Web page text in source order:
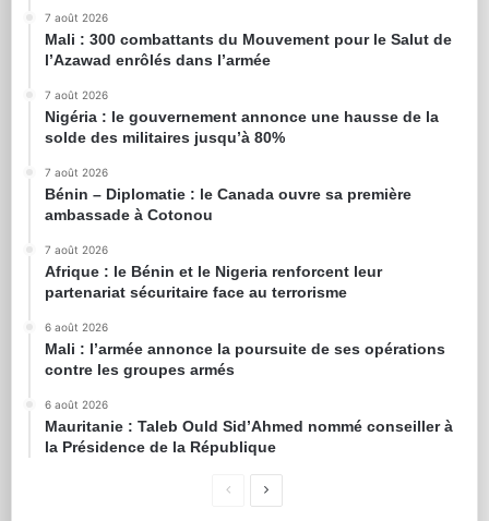
7 août 2026
Mali : 300 combattants du Mouvement pour le Salut de
l’Azawad enrôlés dans l’armée
7 août 2026
Nigéria : le gouvernement annonce une hausse de la
solde des militaires jusqu’à 80%
7 août 2026
Bénin – Diplomatie : le Canada ouvre sa première
ambassade à Cotonou
7 août 2026
Afrique : le Bénin et le Nigeria renforcent leur
partenariat sécuritaire face au terrorisme
6 août 2026
Mali : l’armée annonce la poursuite de ses opérations
contre les groupes armés
6 août 2026
Mauritanie : Taleb Ould Sid’Ahmed nommé conseiller à
la Présidence de la République